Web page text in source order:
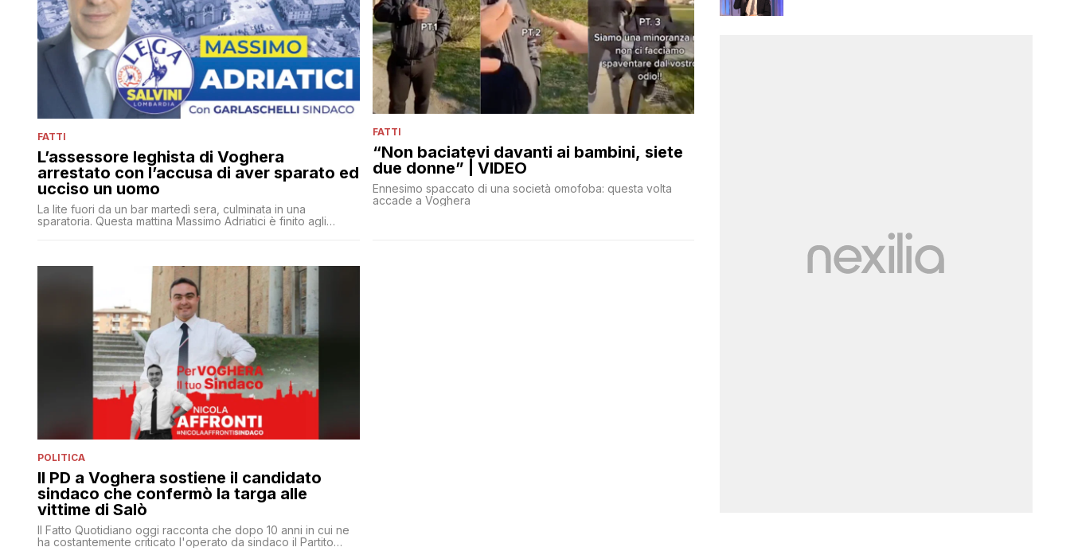
FATTI
L’assessore leghista di Voghera
arrestato con l’accusa di aver sparato ed
ucciso un uomo
La lite fuori da un bar martedì sera, culminata in una
sparatoria. Questa mattina Massimo Adriatici è finito agli
FATTI
“Non baciatevi davanti ai bambini, siete
due donne” | VIDEO
Ennesimo spaccato di una società omofoba: questa volta
accade a Voghera
POLITICA
Il PD a Voghera sostiene il candidato
sindaco che confermò la targa alle
vittime di Salò
Il Fatto Quotidiano oggi racconta che dopo 10 anni in cui ne
ha costantemente criticato l'operato da sindaco il Partito